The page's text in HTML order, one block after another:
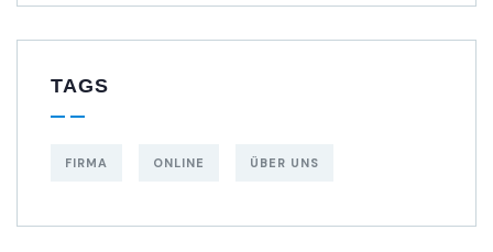
TAGS
FIRMA ONLINE ÜBER UNS